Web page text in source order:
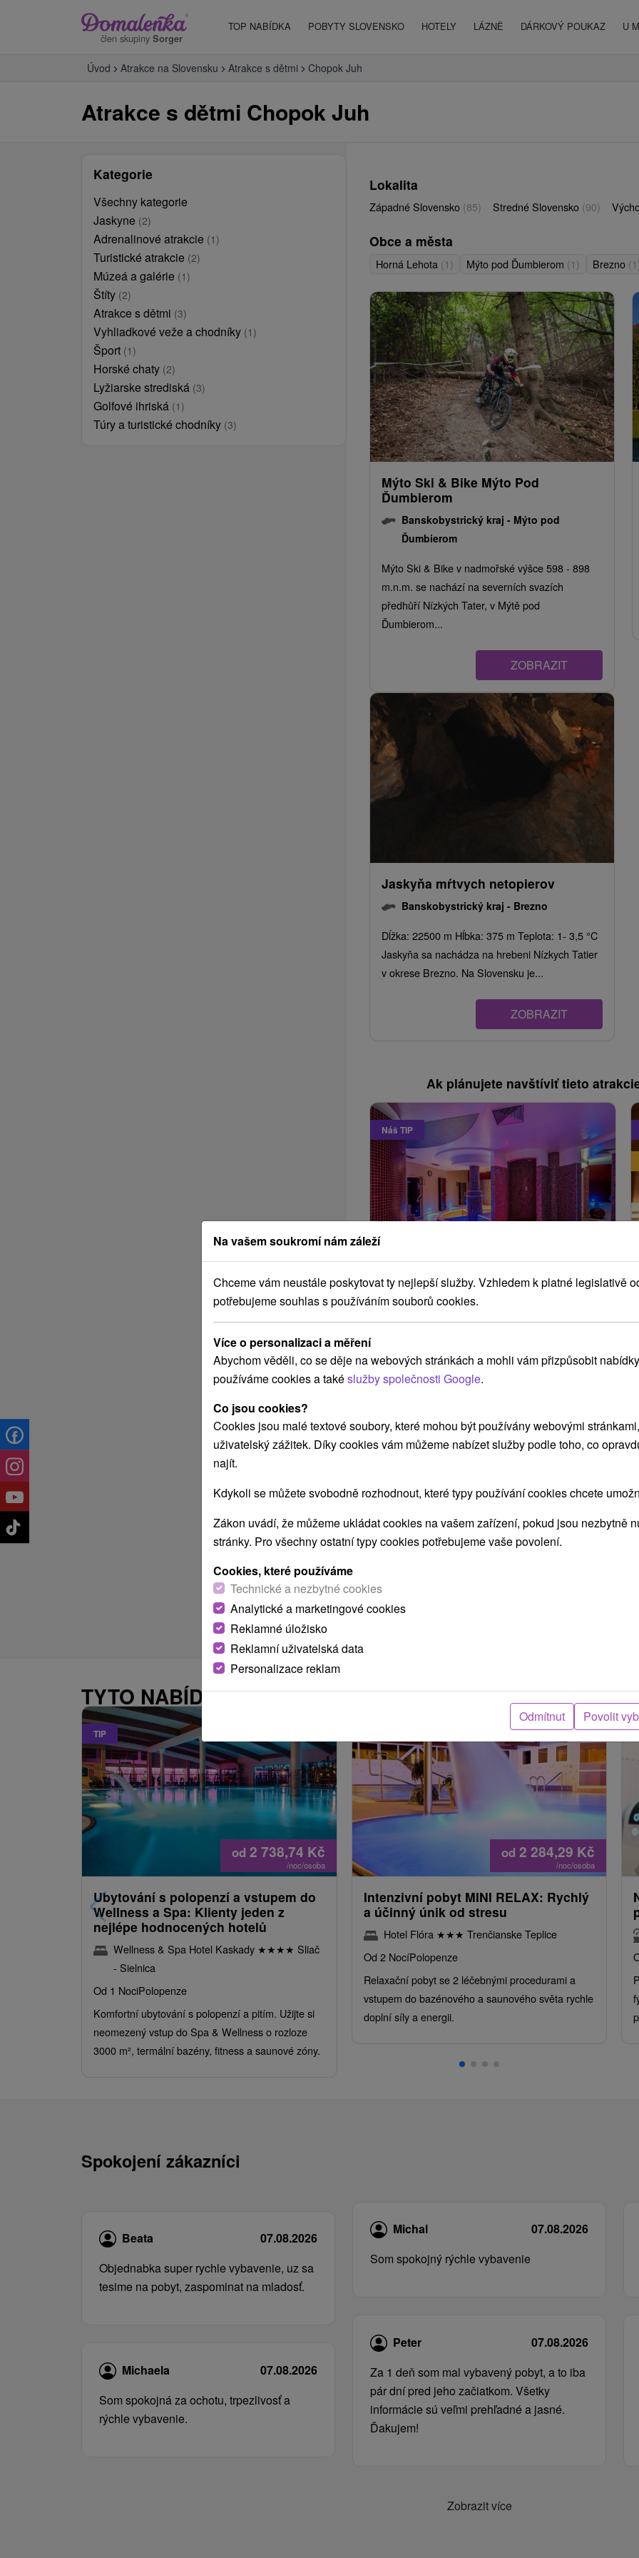
člen skupiny Sorger
TOP NABÍDKA POBYTY SLOVENSKO HOTELY LÁZNĚ DÁRKOVÝ POUKAZ U
Úvod Atrakce na Slovensku Atrakce s dětmi Chopok Juh
Atrakce s dětmi Chopok Juh
Kategorie
Všechny kategorie
Jaskyne (2)
Adrenalinové atrakcie (1)
Turistické atrakcie (2)
Múzeá a galérie (1)
Štíty (2)
Atrakce s dětmi (3)
Vyhliadkové veže a chodníky (1)
Šport (1)
Horské chaty (2)
Lyžiarske strediská (3)
Golfové ihriská (1)
Túry a turistické chodníky (3)
Lokalita
Západné Slovensko (85) Stredné Slovensko (90)
Obce a města
Horná Lehota (1) Mýto pod Ďumbierom (1) Brezno
Mýto Ski & Bike Mýto Pod
Ďumbierom
Banskobystrický kraj - Mýto pod
Ďumbierom
Mýto Ski & Bike v nadmořské výšce 598 - 898
m.n.m. se nachází na severních svazích
předhůří Nízkých Tater, v Mýtě pod
Ďumbierom...
ZOBRAZIT
Jaskyňa mŕtvych netopierov
Banskobystrický kraj - Brezno
Dĺžka: 22500 m Hĺbka: 375 m Teplota: 1- 3,5 °C
Jaskyňa sa nachádza na hrebeni Nízkych Tatier
v okrese Brezno. Na Slovensku je...
ZOBRAZIT
Ak plánujete navštíviť tieto
Náš TIP
/noc/osoba
Skvělá BYSTRÁ: Místo, kde začíná
relax
9,5 (153 recenzí) Od 2 Nocí
Polopenze
Neomezený vstup do bazénů, saun, vířivek a
➝ Pokračovať v
TYTO NABÍDKY BY VÁS MOHLY TAKÉ ZAJÍMAT
TIP
od 2 738,74 Kč
/noc/osoba
Ubytování s polopenzí a vstupem do
Wellness a Spa: Klienty jeden z
nejlépe hodnocených hotelů
Wellness & Spa Hotel Kaskady ★★★★ Sliač
- Sielnica
Od 1 NociPolopenze
Komfortní ubytování s polopenzí a pitím. Užijte si
neomezený vstup do Spa & Wellness o rozloze
3000 m², termální bazény, fitness a saunové zóny.
od 2 284,29 Kč
/noc/osoba
Intenzivní pobyt MINI RELAX: Rychlý
a účinný únik od stresu
Hotel Flóra ★★★ Trenčianske Teplice
Od 2 NocíPolopenze
Relaxační pobyt se 2 léčebnými procedurami a
vstupem do bazénového a saunového světa rychle
doplní síly a energii.
Spokojení zákazníci
Beata
07.08.2026
Objednabka super rychle vybavenie, uz sa
tesime na pobyt, zaspominat na mladosť.
Michaela
07.08.2026
Som spokojná za ochotu, trpezlivosť a
rýchle vybavenie.
Michal
07.08.2026
Som spokojný rýchle vybavenie
Peter
07.08.2026
Za 1 deň som mal vybavený pobyt, a to iba
pár dní pred jeho začiatkom. Všetky
informácie sú veľmi prehľadné a jasné.
Ďakujem!
Zobrazit více
Na vašem soukromí nám záleží
Chceme vám neustále poskytovat ty nejlepší služby. Vzhledem k platné legislativě
potřebujeme souhlas s používáním souborů cookies.
Více o personalizaci a měření
Abychom věděli, co se děje na webových stránkách a mohli vám přizpůsobit
používáme cookies a takéslužby společnosti Google.
Co jsou cookies?
Cookies jsou malé textové soubory, které mohou být používány webovými
uživatelský zážitek. Díky cookies vám můžeme nabízet služby podle toho, co
najít.
Kdykoli se můžete svobodně rozhodnout, které typy používání cookies chcete
Zákon uvádí, že můžeme ukládat cookies na vašem zařízení, pokud jsou nezbytně
stránky. Pro všechny ostatní typy cookies potřebujeme vaše povolení.
Cookies, které používáme
Technické a nezbytné cookies
Analytické a marketingové cookies
Reklamné úložisko
Reklamní uživatelská data
Personalizace reklam
Odmítnut Povolit